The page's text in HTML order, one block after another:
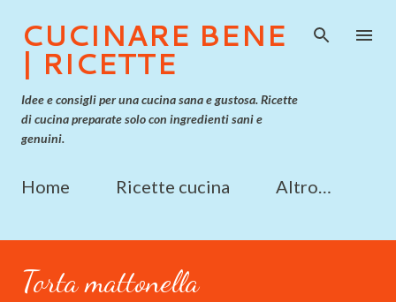
Passa ai contenuti principali
CUCINARE BENE
| RICETTE
Idee e consigli per una cucina sana e gustosa. Ricette
di cucina preparate solo con ingredienti sani e
genuini.
Home Ricette cucina Altro…
Torta mattonella